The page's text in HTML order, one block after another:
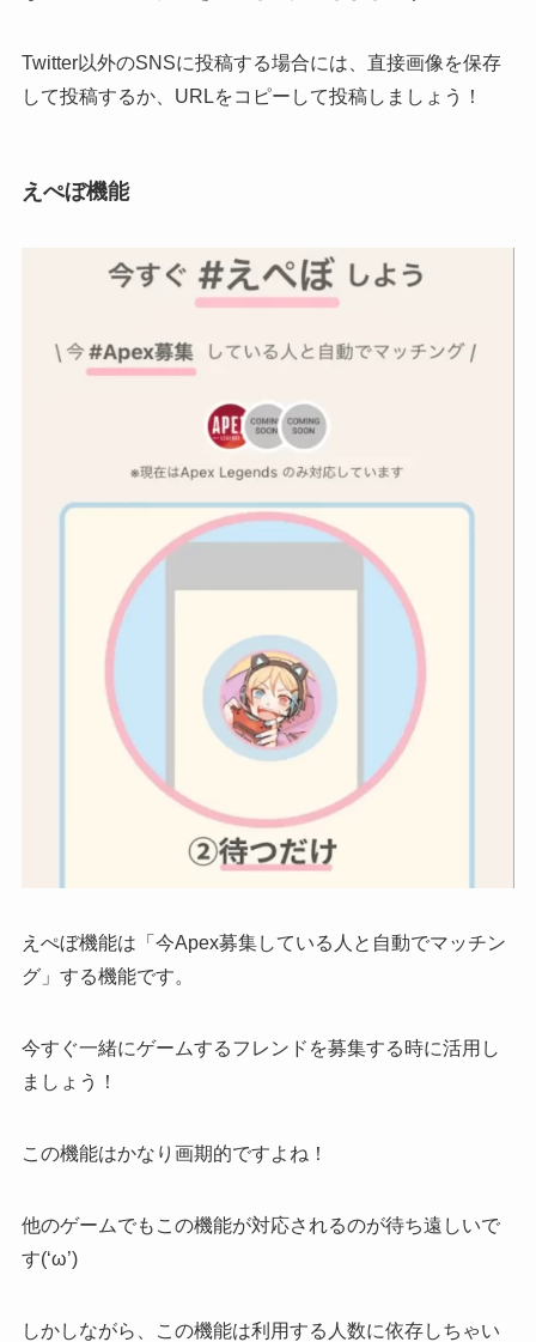
Twitter以外のSNSに投稿する場合には、直接画像を保存
して投稿するか、URLをコピーして投稿しましょう！
えぺぼ機能
えぺぼ機能は「今Apex募集している人と自動でマッチン
グ」する機能です。
今すぐ一緒にゲームするフレンドを募集する時に活用 し
ましょう！
この機能はかなり画期的ですよね！
他のゲームでもこの機能が対応されるのが待ち遠しいで
す(‘ω’)
しかしながら、
この機能は利用する人数に依存しちゃい